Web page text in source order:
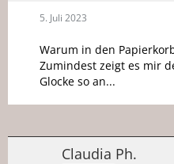
5. Juli 2023
Warum in den
Zumindest zeigt es mir
Glocke so an...
Claudia Ph.